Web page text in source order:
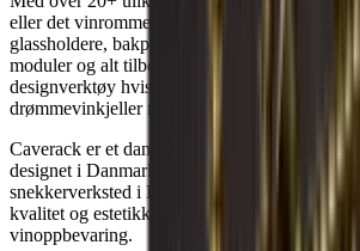
eller det vinrommet du vil ha. Du kan legge
glassholdere, bakplater og sokler for å
moduler og alt tilbehør er også tilgjengelig i
designverktøy hvis du vil komme i gang med
drømmevinkjeller med en gang.
Caverack er et dansk varemerke, og alle
designet i Danmark av våre interiørarkitekter.
snekkerverksted i Europa. Hver vinhylle er
kvalitet og estetikk for å dekke dine behov for
vinoppbevaring.